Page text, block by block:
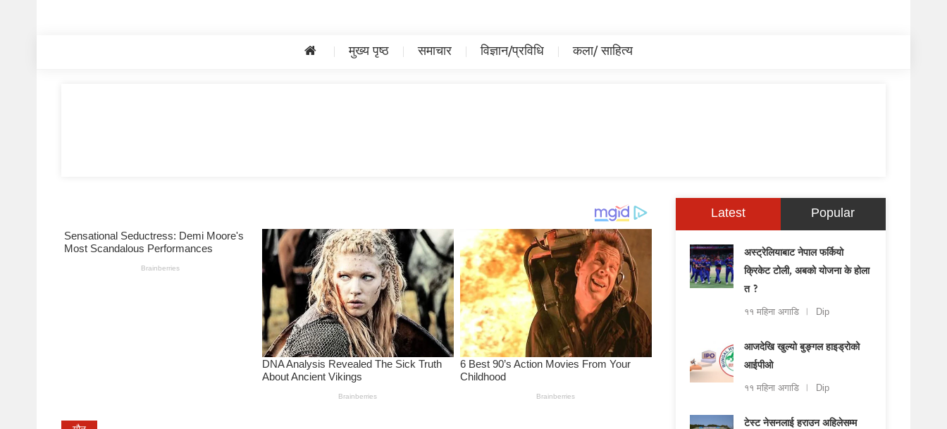
मुख्य पृष्ठ समाचार विज्ञान/प्रविधि कला/ साहित्य
Latest Popular
अस्ट्रेलियाबाट नेपाल फर्कियो
क्रिकेट टोली, अबको योजना के होला
त ?
११ महिना अगाडि Dip
आजदेखि खुल्यो बुङ्गल हाइड्रोको
आईपीओ
११ महिना अगाडि Dip
टेस्ट नेसनलाई हराउन अहिलेसम्म